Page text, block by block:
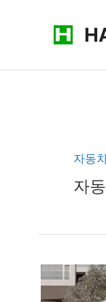
로
자동
자